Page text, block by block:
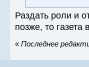
Раздать роли и
позже, то
« Последнее